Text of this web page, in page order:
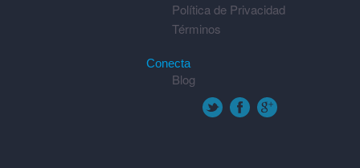
Política de Privacidad
Términos
Conecta
Blog